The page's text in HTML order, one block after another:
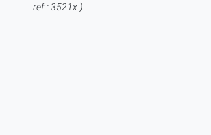
ref.: 3521x )